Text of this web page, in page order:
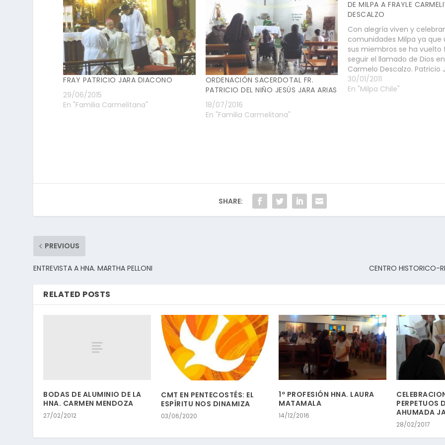
FRAY PATRICIO JARA DIACONO
29/06/2015
En "Familia Carmelitana"
ORDENACIÓN SACERDOTAL FR.
PATRICIO DEL NIÑO JESÚS JARA ARIAS
18/07/2016
En "Familia Carmelitana"
DE MILPA A FRAYLE
DESCALZO
Con alegría viven y
comunidades Milpa ya que
sus miembros se ha vuelto
seguir el llamado de Dios
Carmelo Descalzo. Patricio
quilpueino y Milpa, ha
el pasado 25 de Enero en
30/01/2011
En "Milpa Chile"
SHARE:
PREVIOUS
ENTREVISTA A HNA. MARTHA PELLONI CENTRO HISTORICO-
RELATED POSTS
BODAS DE ALUMINIO DE LA
HNA. CARMEN MENDOZA
27/02/2012
CMT EN PENTECOSTÉS: EL
ESPÍRITU NOS DINAMIZA
03/06/2020
1º PROFESIÓN HNA. LAURA
MATAMALA
14/12/2016
PERPETUOS
AHUMADA
28/02/2017